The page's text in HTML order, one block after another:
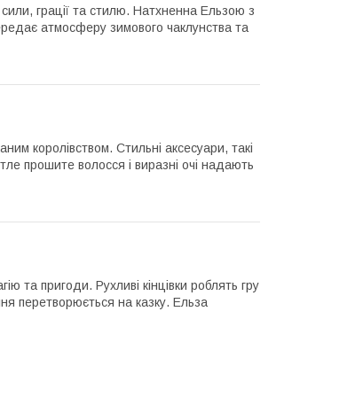
грації та стилю. Натхненна Ельзою з
атмосферу зимового чаклунства та
королівством. Стильні аксесуари, такі
прошите волосся і виразні очі надають
та пригоди. Рухливі кінцівки роблять гру
перетворюється на казку. Ельза